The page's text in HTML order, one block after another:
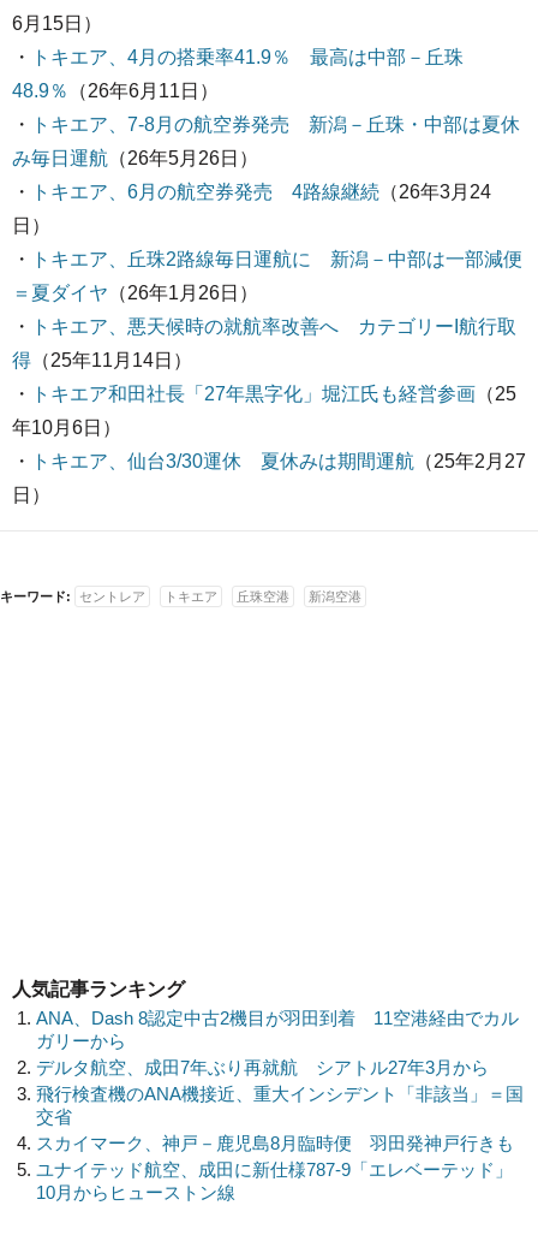
6月15日）
・
トキエア、4月の搭乗率41.9％ 最高は中部－丘珠
48.9％
（26年6月11日）
・
トキエア、7-8月の航空券発売 新潟－丘珠・中部は夏休
み毎日運航 （26年5月26日）
・
トキエア、6月の航空券発売 4路線継続 （26年3月24
日）
・
トキエア、丘珠2路線毎日運航に 新潟－中部は一部減便
＝夏ダイヤ （26年1月26日）
・
トキエア、悪天候時の就航率改善へ カテゴリーI航行取
得 （25年11月14日）
・
トキエア和田社長「27年黒字化」堀江氏も経営参画 （25
年10月6日）
・
トキエア、仙台3/30運休 夏休みは期間運航 （25年2月27
日）
キーワード: セントレア トキエア 丘珠空港 新潟空港
人気記事ランキング
ANA、Dash 8認定中古2機目が羽田到着 11空港経由でカル
ガリーから
デルタ航空、成田7年ぶり再就航 シアトル27年3月から
飛行検査機のANA機接近、重大インシデント「非該当」＝国
交省
スカイマーク、神戸－鹿児島8月臨時便 羽田発神戸行きも
ユナイテッド航空、成田に新仕様787-9「エレベーテッド」
10月からヒューストン線